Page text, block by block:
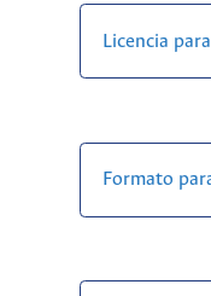
Licencia
Formato